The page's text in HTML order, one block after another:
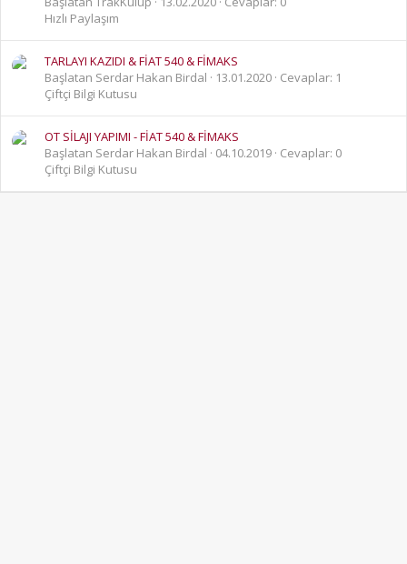
Hızlı Paylaşım
TARLAYI KAZIDI & FİAT 540 & FİMAKS
Başlatan Serdar Hakan Birdal
13.01.2020 Cevaplar: 1
Çiftçi Bilgi Kutusu
OT SİLAJI YAPIMI - FİAT 540 & FİMAKS
Başlatan Serdar Hakan Birdal
04.10.2019 Cevaplar: 0
Çiftçi Bilgi Kutusu